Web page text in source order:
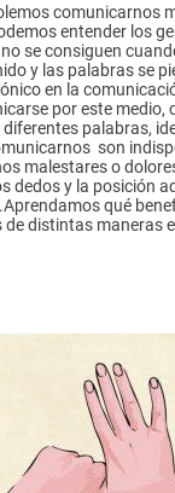
comunicarnos
entender los
se consiguen
y las palabras se
en la
por este medio,
palabras,
son
malestares o
dedos y la posición
qué
de distintas maneras